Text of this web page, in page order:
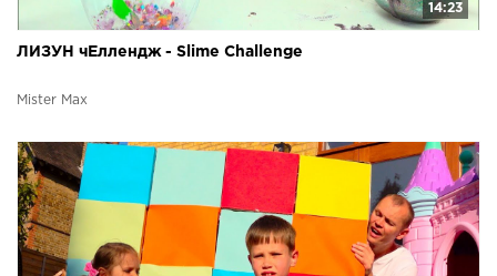
14:23
ЛИЗУН чЕллендж - Slime Challenge
Mister Max